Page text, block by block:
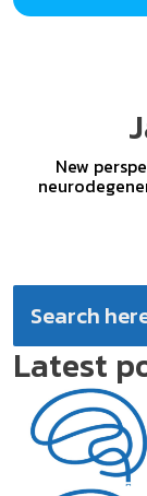
New
Latest